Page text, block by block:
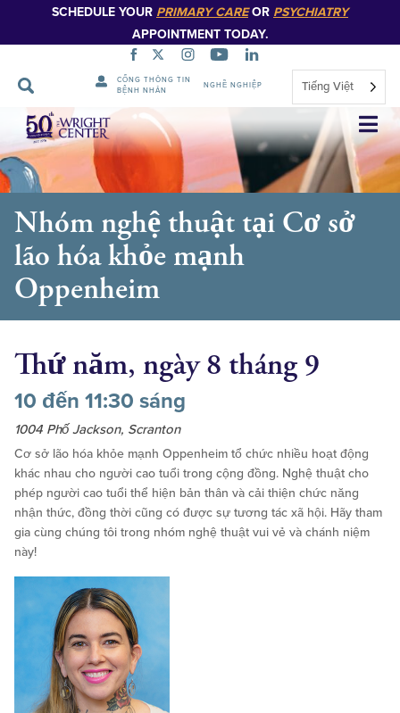
SCHEDULE YOUR PRIMARY CAREOR PSYCHIATRY
APPOINTMENT TODAY.
CỔNG THÔNG TIN
BỆNH NHÂN
NGHỀ NGHIỆP Tiếng Việt
Bỏ
qua
điều
hướng
Nhóm nghệ thuật tại Cơ sở
lão hóa khỏe mạnh
Oppenheim
Thứ năm, ngày 8 tháng 9
10 đến 11:30 sáng
1004 Phố Jackson, Scranton
Cơ sở lão hóa khỏe mạnh Oppenheim tổ chức nhiều hoạt động
khác nhau cho người cao tuổi trong cộng đồng. Nghệ thuật cho
phép người cao tuổi thể hiện bản thân và cải thiện chức năng
nhận thức, đồng thời cũng có được sự tương tác xã hội. Hãy tham
gia cùng chúng tôi trong nhóm nghệ thuật vui vẻ và chánh niệm
này!